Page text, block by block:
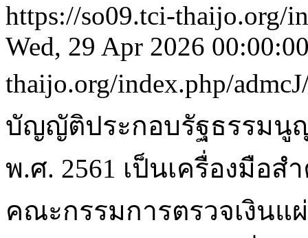
https://so09.tci-thaijo.org/
Wed, 29 Apr 2026
thaijo.org/index.php/
บัญญัติประกอบรัฐธรรมนู
พ.ศ. 2561 เป็นเครื่องมือ
คณะกรรมการตรวจเงินแ